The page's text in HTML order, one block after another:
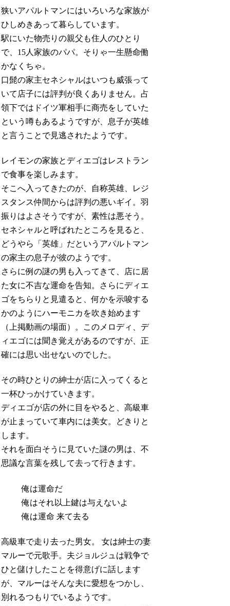
狭いアパルトマンにはいろいろな家族が
ひしめきあって暮らしています。
駅にいた物売りの親父も住人のひとり
で、15人家族のパパ。そりゃ一生懸命働
かなくちゃ。
口髭の家主セネシャルはいつも威張って
いて店子には評判が良くありません。占
領下ではドイツ軍相手に商売をしていた
という噂もあるようですが、息子が英雄
と言うことで見逃されたようです。
レイモンの家族とディエゴはレストラン
で食事を楽しみます。
そこへ入ってきたのが、自称英雄、レジ
スタンス仲間からは評判の悪いギイ。羽
振りはよさそうですが、素性は悪そう。
セネシャルと呼ばれたところを見ると、
どうやら「英雄」だというアパルトマン
の家主の息子が彼のようです。
さらに例の謎の男も入ってきて、店に居
た女に不吉な運命を告知。さらにディエ
ゴをちらりと見遣ると、何かを示唆する
かのようにハーモニカを吹き始めます
（上掲動画の場面）。このメロディ、デ
ィエゴには聞き覚えがあるのですが、正
確には思い出せないのでした。
その時ひとりの紳士が店に入ってくると
一杯ひっかけていきます。
ディエゴが店の外に目をやると、高級車
が止まっていて車内には美女。どきりと
します。
それを面白そうに見ていた謎の男は、不
思議な言葉を残して去って行きます。
俺は運命だ
俺はそれ以上鍵は与えないよ
俺は運命 来て去る
高級車で走り去った男女。 女は紳士の妻
マルーで元歌手。夫ジョルジュは戦争で
ひと儲けしたことを得意げに話します
が、マルーはそんな夫に愛想をつかし、
別れるつもりでいるようです。